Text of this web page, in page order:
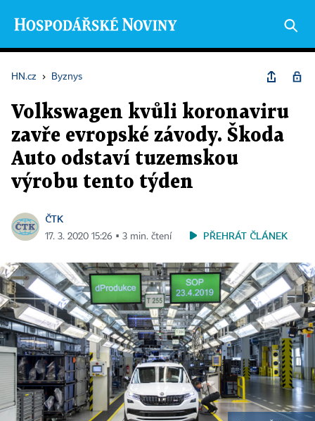
HN.cz › Byznys
Volkswagen kvůli koronaviru
zavře evropské závody. Škoda
Auto odstaví tuzemskou
výrobu tento týden
ČTK
17. 3. 2020 15:26 ▪ 3 min. čtení PŘEHRÁT ČLÁNEK